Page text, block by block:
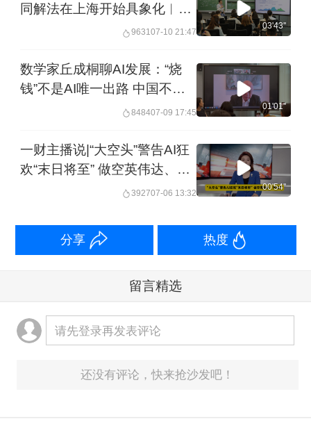
同解法在上海开始具象化︱一
探·活力中国调研行 963107-10 21:47
03'43''
数学家丘成桐聊AI发展：“烧
钱”不是AI唯一出路 中国不必
复刻美国大模型路线︱一探·活
848407-09 17:45
01'01''
一财主播说|“大空头”警告AI狂
欢“末日将至” 做空英伟达、美
392707-06 13:32
00'54''
分享 热度
留言精选
请先登录再发表评论
还没有评论，快来抢沙发吧！